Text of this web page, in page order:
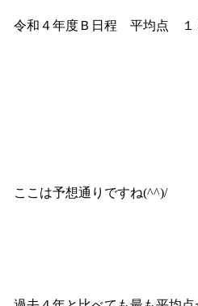
令和４年度Ｂ日程 平均点 １
ここは予想通りですね(^^)/